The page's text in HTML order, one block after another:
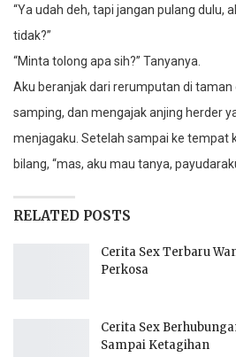
“Ya udah deh, tapi jangan pulang dulu,
tidak?”
“Minta tolong apa sih?” Tanyanya.
Aku beranjak dari rerumputan di taman
samping, dan mengajak anjing herder
menjagaku. Setelah sampai ke tempat
bilang, “mas, aku mau tanya,
RELATED POSTS
Cerita Sex Terbaru
Perkosa
Cerita Sex
Sampai Ketagihan